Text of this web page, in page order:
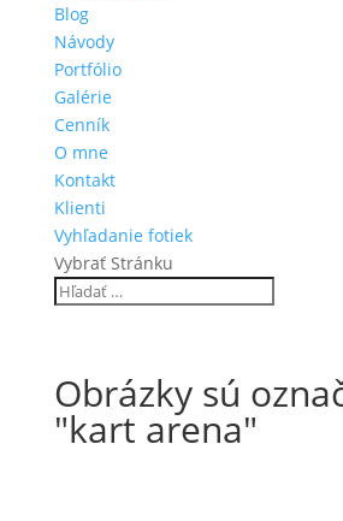
Blog
Návody
Portfólio
Galérie
Cenník
O mne
Kontakt
Klienti
Vyhľadanie fotiek
Vybrať Stránku
Obrázky sú
"kart arena"